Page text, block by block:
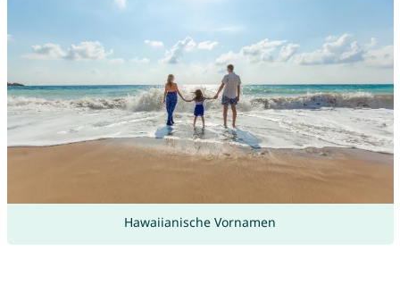
Hawaiianische Vornamen